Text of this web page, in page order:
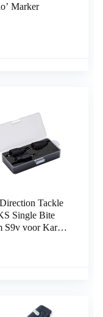
Marker
Tackle
Single Bite
S9v voor Karper